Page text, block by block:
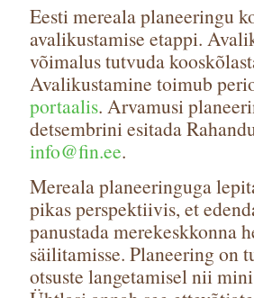
Eesti mereala planeeringu
avalikustamise etappi.
võimalus tutvuda
Avalikustamine toimub
portaalis. Arvamusi
detsembrini esitada
info@fin.ee.
Mereala planeeringuga
pikas perspektiivis, et
panustada merekeskkonna
säilitamisse. Planeering on
otsuste langetamisel nii